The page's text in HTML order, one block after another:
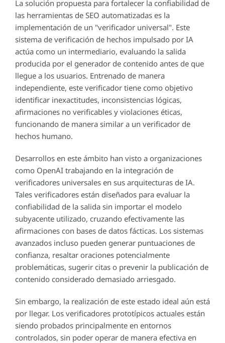
La solución propuesta para fortalecer la confiabilidad de
las herramientas de SEO automatizadas es la
implementación de un "verificador universal". Este
sistema de verificación de hechos impulsado por IA
actúa como un intermediario, evaluando la salida
producida por el generador de contenido antes de que
llegue a los usuarios. Entrenado de manera
independiente, este verificador tiene como objetivo
identificar inexactitudes, inconsistencias lógicas,
afirmaciones no verificables y violaciones éticas,
funcionando de manera similar a un verificador de
hechos humano.
Desarrollos en este ámbito han visto a organizaciones
como OpenAI trabajando en la integración de
verificadores universales en sus arquitecturas de IA.
Tales verificadores están diseñados para evaluar la
confiabilidad de la salida sin importar el modelo
subyacente utilizado, cruzando efectivamente las
afirmaciones con bases de datos fácticas. Los sistemas
avanzados incluso pueden generar puntuaciones de
confianza, resaltar oraciones potencialmente
problemáticas, sugerir citas o prevenir la publicación de
contenido considerado demasiado arriesgado.
Sin embargo, la realización de este estado ideal aún está
por llegar. Los verificadores prototípicos actuales están
siendo probados principalmente en entornos
controlados, sin poder operar de manera efectiva en